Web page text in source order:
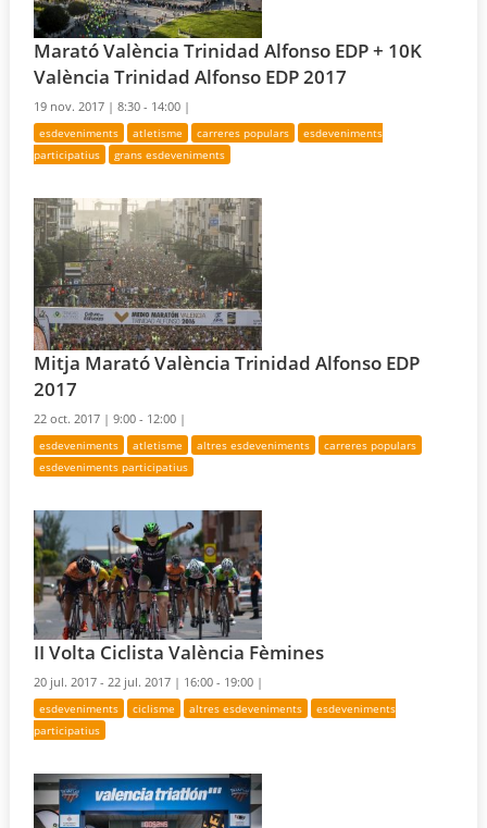
Marató València Trinidad Alfonso EDP + 10K
València Trinidad Alfonso EDP 2017
19 nov. 2017 |8:30 - 14:00 |
esdeveniments atletisme carreres populars
esdeveniments
participatius
grans esdeveniments
Mitja Marató València Trinidad Alfonso EDP
2017
22 oct. 2017 |9:00 - 12:00 |
esdeveniments atletisme altres esdeveniments
carreres populars
esdeveniments participatius
II Volta Ciclista València Fèmines
20 jul. 2017 - 22 jul. 2017 | 16:00 - 19:00 |
esdeveniments ciclisme altres esdeveniments
esdeveniments
participatius